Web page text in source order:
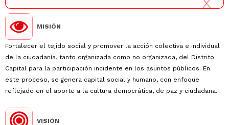
MISIÓN
Fortalecer el tejido social y promover la acción colectiva e individual
de la ciudadanía, tanto organizada como no organizada, del Distrito
Capital para la participación incidente en los asuntos públicos. En
este proceso, se genera capital social y humano, con enfoque
reflejado en el aporte a la cultura democrática, de paz y ciudadana.
VISIÓN